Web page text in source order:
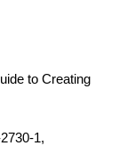
to Creating
1,